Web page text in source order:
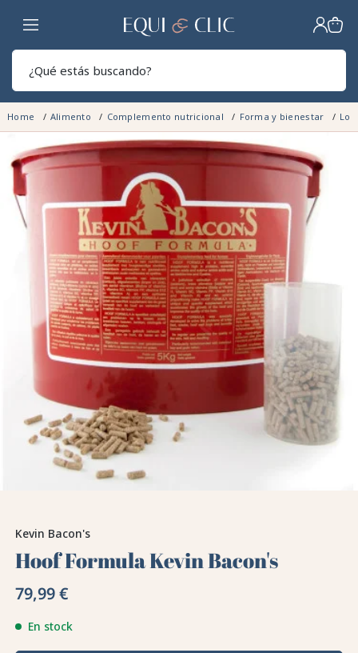
Hogar
Home Alimento Complemento nutricional Forma y bienestar
Kevin Bacon's
Hoof Formula Kevin Bacon's
79,99 €
En stock